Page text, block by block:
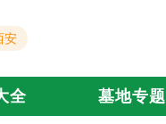
安
全 墓地专题